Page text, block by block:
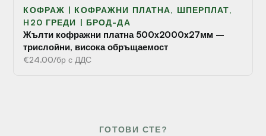
КОФРАЖ | КОФРАЖНИ ПЛАТНА, ШПЕРПЛАТ,
H20 ГРЕДИ | БРОД-ДА
Жълти кофражни платна 500x2000x27мм –
трислойни, висока обръщаемост
€24.00/бр с ДДС
ГОТОВИ СТЕ?